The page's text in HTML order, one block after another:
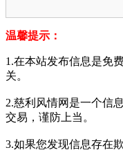
温馨提示：
1.在本站发布信息是免
关。
2.慈利风情网是一个信
交易，谨防上当。
3.如果您发现信息存在